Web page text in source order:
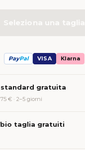
Seleziona una taglia
PayPal VISA Klarna
standard gratuita
€ · 2–5 giorni
taglia gratuiti